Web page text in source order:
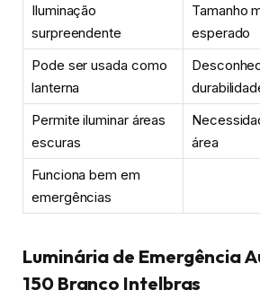
Iluminação
surpreendente
Tamanho
esperado
Pode ser usada como
lanterna
Permite iluminar áreas
escuras
área
Funciona bem em
emergências
Luminária de Emergência
150 Branco Intelbras